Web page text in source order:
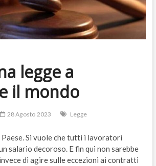
legge a
il mondo
28 Agosto 2023 Legge
Paese. Si vuole che tutti i lavoratori
salario decoroso. E fin qui non sarebbe
di agire sulle eccezioni ai contratti